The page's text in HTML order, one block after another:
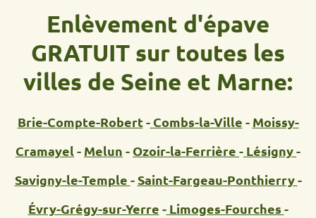
Enlèvement d'épave
GRATUIT sur toutes les
villes de Seine et Marne:
Brie-Compte-Robert-Combs-la-Ville - Moissy-
Cramayel- Melun - Ozoir-la-Ferrière - Lésigny-
Savigny-le-Temple -Saint-Fargeau-Ponthierry-
Évry-Grégy-sur-Yerre -Limoges-Fourches -